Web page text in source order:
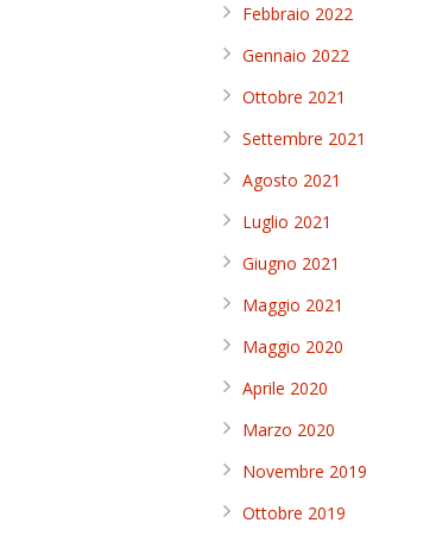
Febbraio 2022
Gennaio 2022
Ottobre 2021
Settembre 2021
Agosto 2021
Luglio 2021
Giugno 2021
Maggio 2021
Maggio 2020
Aprile 2020
Marzo 2020
Novembre 2019
Ottobre 2019